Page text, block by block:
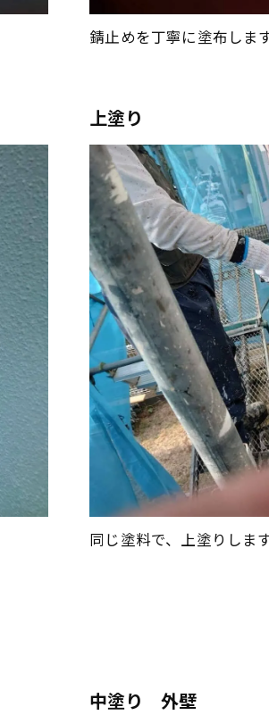
錆止めを丁寧に塗布しま
上塗り
同じ塗料で、上塗りしま
中塗り 外壁